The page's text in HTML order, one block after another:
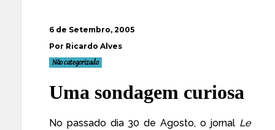
6 de Setembro, 2005
Por Ricardo Alves
Não categorizado
Uma sondagem curiosa
No passado dia 30 de Agosto, o jornal Le